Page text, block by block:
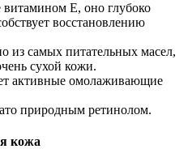
витамином Е, оно глубоко
восстановлению
из самых питательных масел,
сухой кожи.
активные омолаживающие
природным ретинолом.
кожа